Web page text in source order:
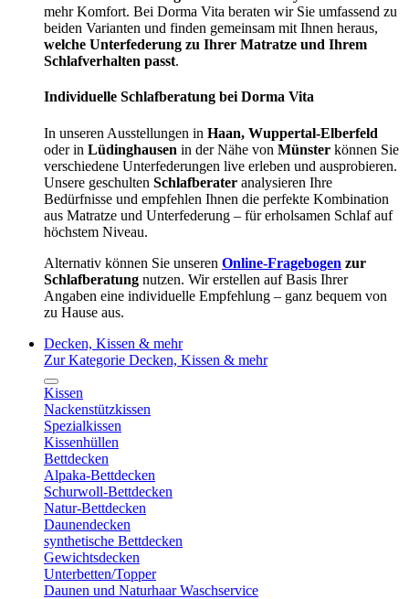
mehr Komfort. Bei Dorma Vita beraten wir Sie umfassend zu
beiden Varianten und finden gemeinsam mit Ihnen heraus,
welche Unterfederung zu Ihrer Matratze und Ihrem
Schlafverhalten passt.
Individuelle Schlafberatung bei Dorma Vita
In unseren Ausstellungen in Haan, Wuppertal-Elberfeld
oder in Lüdinghausen in der Nähe von Münster können Sie
verschiedene Unterfederungen live erleben und ausprobieren.
Unsere geschulten Schlafberater analysieren Ihre
Bedürfnisse und empfehlen Ihnen die perfekte Kombination
aus Matratze und Unterfederung – für erholsamen Schlaf auf
höchstem Niveau.
Alternativ können Sie unseren Online-Fragebogen zur
Schlafberatung nutzen. Wir erstellen auf Basis Ihrer
Angaben eine individuelle Empfehlung – ganz bequem von
zu Hause aus.
Decken, Kissen & mehr
Zur Kategorie Decken, Kissen & mehr
Kissen
Nackenstützkissen
Spezialkissen
Kissenhüllen
Bettdecken
Alpaka-Bettdecken
Schurwoll-Bettdecken
Natur-Bettdecken
Daunendecken
synthetische Bettdecken
Gewichtsdecken
Unterbetten/Topper
Daunen und Naturhaar Waschservice